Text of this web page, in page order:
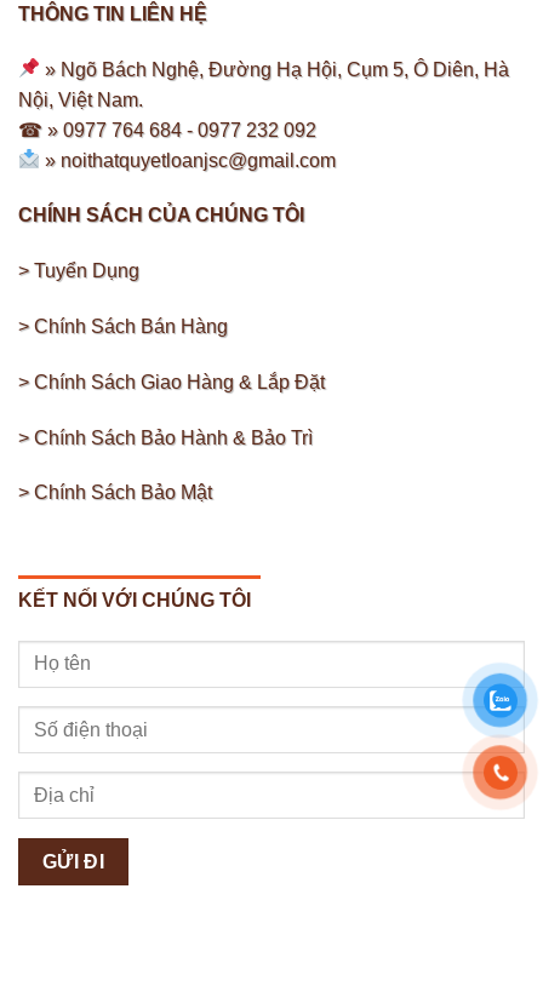
THÔNG TIN LIÊN HỆ
» Ngõ Bách Nghệ, Đường Hạ Hội, Cụm 5, Ô Diên, Hà
Nội, Việt Nam.
☎ » 0977 764 684 -0977 232 092
» noithatquyetloanjsc@gmail.com
CHÍNH SÁCH CỦA CHÚNG TÔI
> Tuyển Dụng
> Chính Sách Bán Hàng
> Chính Sách Giao Hàng & Lắp Đặt
> Chính Sách Bảo Hành & Bảo Trì
> Chính Sách Bảo Mật
KẾT NỐI VỚI CHÚNG TÔI